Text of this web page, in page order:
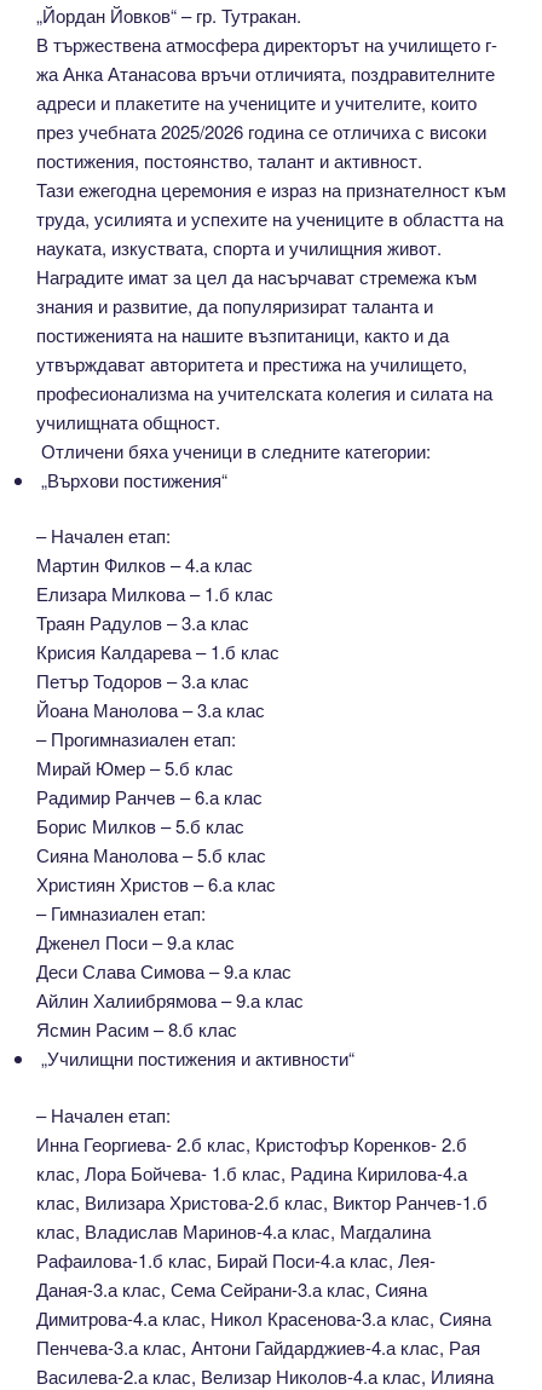
„Йордан Йовков“ – гр. Тутракан.
В тържествена атмосфера директорът на училището г-
жа Анка Атанасова връчи отличията, поздравителните
адреси и плакетите на учениците и учителите, които
през учебната 2025/2026 година се отличиха с високи
постижения, постоянство, талант и активност.
Тази ежегодна церемония е израз на признателност към
труда, усилията и успехите на учениците в областта на
науката, изкуствата, спорта и училищния живот.
Наградите имат за цел да насърчават стремежа към
знания и развитие, да популяризират таланта и
постиженията на нашите възпитаници, както и да
утвърждават авторитета и престижа на училището,
професионализма на учителската колегия и силата на
училищната общност.
Отличени бяха ученици в следните категории:
„Върхови постижения“
–Начален етап:
Мартин Филков – 4.а клас
Елизара Милкова – 1.б клас
Траян Радулов – 3.а клас
Крисия Калдарева – 1.б клас
Петър Тодоров – 3.а клас
Йоана Манолова – 3.а клас
–Прогимназиален етап:
Мирай Юмер – 5.б клас
Радимир Ранчев – 6.а клас
Борис Милков – 5.б клас
Сияна Манолова – 5.б клас
Християн Христов – 6.а клас
–Гимназиален етап:
Дженел Поси – 9.а клас
Деси Слава Симова – 9.а клас
Айлин Халиибрямова – 9.а клас
Ясмин Расим – 8.б клас
„Училищни постижения и активности“
– Начален етап:
Инна Георгиева- 2.б клас, Кристофър Коренков- 2.б
клас, Лора Бойчева- 1.б клас, Радина Кирилова-4.а
клас, Вилизара Христова-2.б клас, Виктор Ранчев-1.б
клас, Владислав Маринов-4.а клас, Магдалина
Рафаилова-1.б клас, Бирай Поси-4.а клас, Лея-
Даная-3.а клас, Сема Сейрани-3.а клас, Сияна
Димитрова-4.а клас, Никол Красенова-3.а клас, Сияна
Пенчева-3.а клас, Антони Гайдарджиев-4.а клас, Рая
Василева-2.а клас, Велизар Николов-4.а клас, Илияна